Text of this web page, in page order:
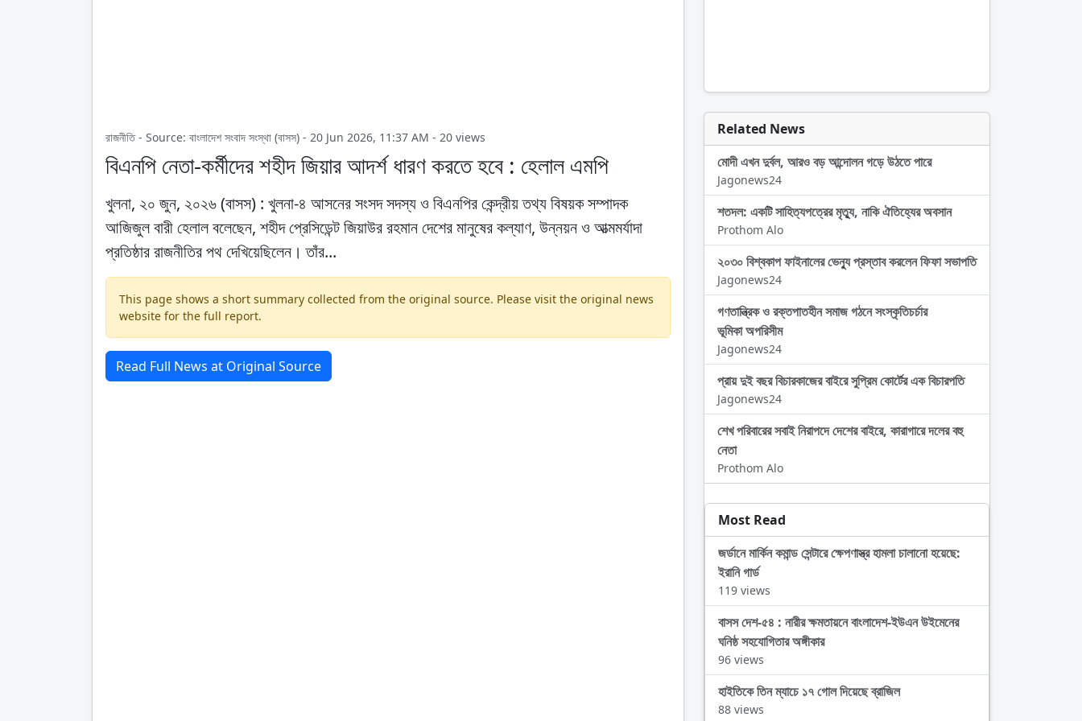
রাজনীতি - Source: বাংলাদেশ সংবাদ সংস্থা (বাসস) - 20 Jun 2026, 11:37 AM - 20 views
বিএনপি নেতা-কর্মীদের শহীদ জিয়ার আদর্শ ধারণ করতে হবে : হেলাল এমপি
খুলনা, ২০ জুন, ২০২৬ (বাসস) : খুলনা-৪ আসনের সংসদ সদস্য ও বিএনপির কেন্দ্রীয় তথ্য বিষয়ক সম্পাদক
আজিজুল বারী হেলাল বলেছেন, শহীদ প্রেসিডেন্ট জিয়াউর রহমান দেশের মানুষের কল্যাণ, উন্নয়ন ও আত্মমর্যাদা
প্রতিষ্ঠার রাজনীতির পথ দেখিয়েছিলেন। তাঁর...
This page shows a short summary collected from the original source. Please visit the original news
website for the full report.
Read Full News at Original Source
Related News
মোদী এখন দুর্বল, আরও বড় আন্দোলন গড়ে উঠতে পারে
Jagonews24
শতদল: একটি সাহিত্যপত্রের মৃত্যু, নাকি ঐতিহ্যের অবসান
Prothom Alo
২০৩০ বিশ্বকাপ ফাইনালের ভেন্যু প্রস্তাব করলেন ফিফা সভাপতি
Jagonews24
গণতান্ত্রিক ও রক্তপাতহীন সমাজ গঠনে সংস্কৃতিচর্চার
ভূমিকা অপরিসীম
Jagonews24
প্রায় দুই বছর বিচারকাজের বাইরে সুপ্রিম কোর্টের এক বিচারপতি
Jagonews24
শেখ পরিবারের সবাই নিরাপদে দেশের বাইরে, কারাগারে দলের বহু
নেতা
Prothom Alo
Most Read
জর্ডানে মার্কিন কমান্ড সেন্টারে ক্ষেপণাস্ত্র হামলা চালানো হয়েছে:
ইরানি গার্ড
119 views
বাসস দেশ-৫৪ : নারীর ক্ষমতায়নে বাংলাদেশ-ইউএন উইমেনের
ঘনিষ্ঠ সহযোগিতার অঙ্গীকার
96 views
হাইতিকে তিন ম্যাচে ১৭ গোল দিয়েছে ব্রাজিল
88 views